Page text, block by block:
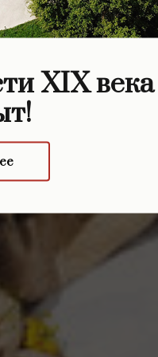
XIX века